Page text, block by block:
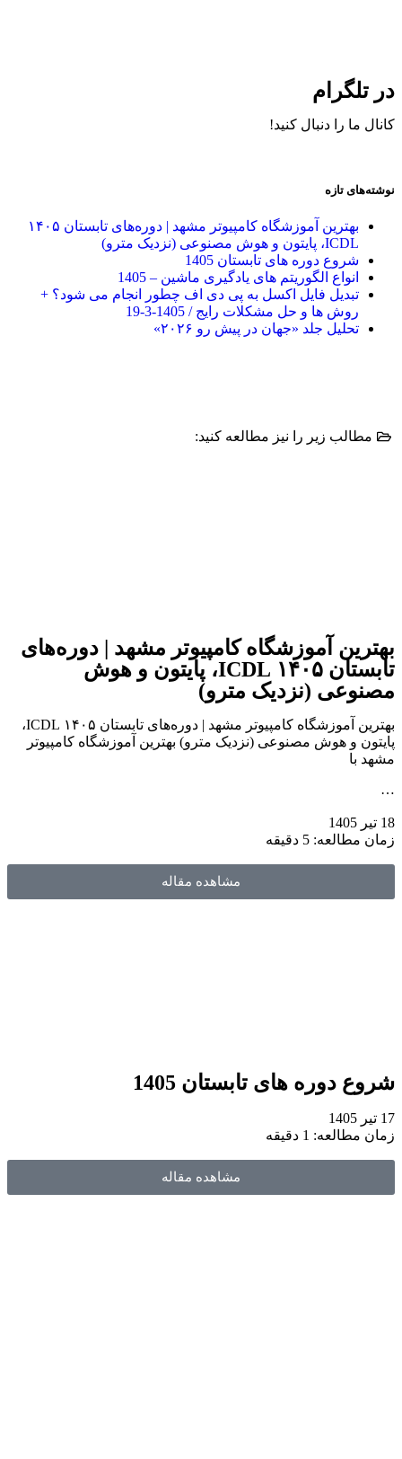
در تلگرام
کانال ما را دنبال کنید!
نوشته‌های تازه
بهترین آموزشگاه کامپیوتر مشهد | دوره‌های تابستان ۱۴۰۵
ICDL، پایتون و هوش مصنوعی (نزدیک مترو)
شروع دوره های تابستان 1405
انواع الگوریتم های یادگیری ماشین – 1405
تبدیل فایل اکسل به پی دی اف چطور انجام می شود؟ +
روش ها و حل مشکلات رایج / 1405-3-19
تحلیل جلد «جهان در پیش رو ۲۰۲۶»
مطالب زیر را نیز مطالعه کنید:
بهترین آموزشگاه کامپیوتر مشهد | دوره‌های
تابستان ۱۴۰۵ ICDL، پایتون و هوش
مصنوعی (نزدیک مترو)
بهترین آموزشگاه کامپیوتر مشهد | دوره‌های تابستان ۱۴۰۵ ICDL،
پایتون و هوش مصنوعی (نزدیک مترو) بهترین آموزشگاه کامپیوتر
مشهد با
…
18 تیر 1405
زمان مطالعه: 5 دقیقه
مشاهده مقاله
شروع دوره های تابستان 1405
17 تیر 1405
زمان مطالعه: 1 دقیقه
مشاهده مقاله